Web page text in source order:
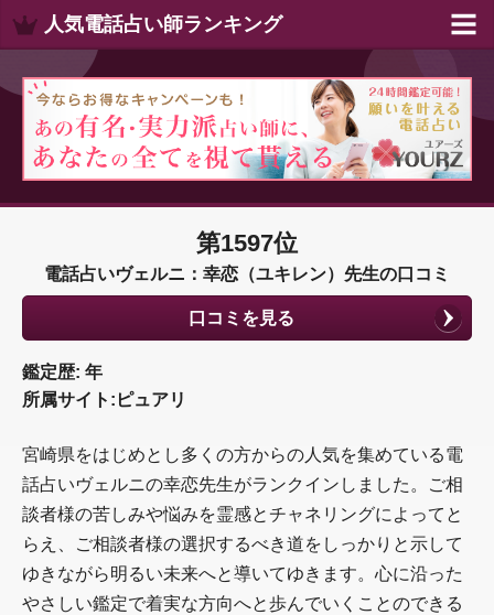
人気電話占い師ランキング
第1597位
電話占いヴェルニ：幸恋（ユキレン）先生の口コミ
口コミを見る
鑑定歴: 年
所属サイト:ピュアリ
宮崎県をはじめとし多くの方からの人気を集めている電
話占いヴェルニの幸恋先生がランクインしました。ご相
談者様の苦しみや悩みを霊感とチャネリングによってと
らえ、ご相談者様の選択するべき道をしっかりと示して
ゆきながら明るい未来へと導いてゆきます。心に沿った
やさしい鑑定で着実な方向へと歩んでいくことのできる